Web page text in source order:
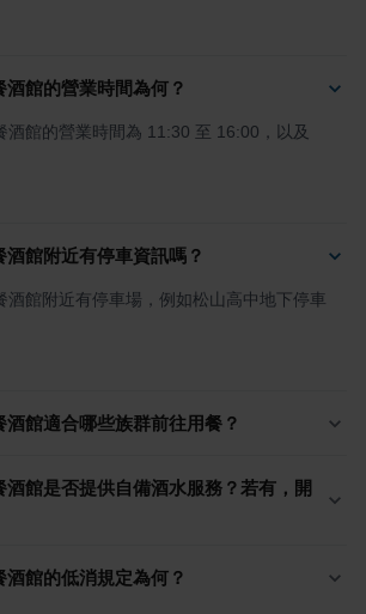
館的營業時間為何？
酒館的營業時間為 11:30 至 16:00，以及
館附近有停車資訊嗎？
酒館附近有停車場，例如松山高中地下停車
館適合哪些族群前往用餐？
館是否提供自備酒水服務？若有，開
館的低消規定為何？